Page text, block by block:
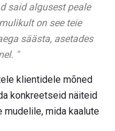
said algusest peale
on see teie
säästa, asetades
"
klientidele mõned
konkreetseid näiteid
mudelile, mida kaalute